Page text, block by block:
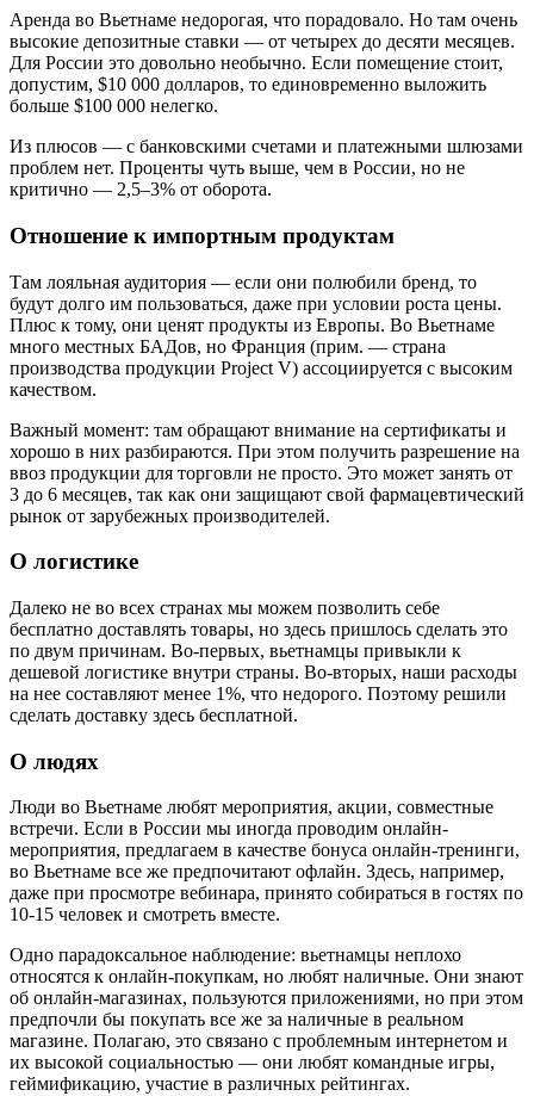
Аренда во Вьетнаме недорогая, что порадовало. Но там очень
высокие депозитные ставки — от четырех до десяти месяцев.
Для России это довольно необычно. Если помещение стоит,
допустим, $10 000 долларов, то единовременно выложить
больше $100 000 нелегко.
Из плюсов — с банковскими счетами и платежными шлюзами
проблем нет. Проценты чуть выше, чем в России, но не
критично — 2,5–3% от оборота.
Отношение к импортным продуктам
Там лояльная аудитория — если они полюбили бренд, то
будут долго им пользоваться, даже при условии роста цены.
Плюс к тому, они ценят продукты из Европы. Во Вьетнаме
много местных БАДов, но Франция (прим. — страна
производства продукции Project V) ассоциируется с высоким
качеством.
Важный момент: там обращают внимание на сертификаты и
хорошо в них разбираются. При этом получить разрешение на
ввоз продукции для торговли не просто. Это может занять от
3 до 6 месяцев, так как они защищают свой фармацевтический
рынок от зарубежных производителей.
О логистике
Далеко не во всех странах мы можем позволить себе
бесплатно доставлять товары, но здесь пришлось сделать это
по двум причинам. Во-первых, вьетнамцы привыкли к
дешевой логистике внутри страны. Во-вторых, наши расходы
на нее составляют менее 1%, что недорого. Поэтому решили
сделать доставку здесь бесплатной.
О людях
Люди во Вьетнаме любят мероприятия, акции, совместные
встречи. Если в России мы иногда проводим онлайн-
мероприятия, предлагаем в качестве бонуса онлайн-тренинги,
во Вьетнаме все же предпочитают офлайн. Здесь, например,
даже при просмотре вебинара, принято собираться в гостях по
10-15 человек и смотреть вместе.
Одно парадоксальное наблюдение: вьетнамцы неплохо
относятся к онлайн-покупкам, но любят наличные. Они знают
об онлайн-магазинах, пользуются приложениями, но при этом
предпочли бы покупать все же за наличные в реальном
магазине. Полагаю, это связано с проблемным интернетом и
их высокой социальностью — они любят командные игры,
геймификацию, участие в различных рейтингах.